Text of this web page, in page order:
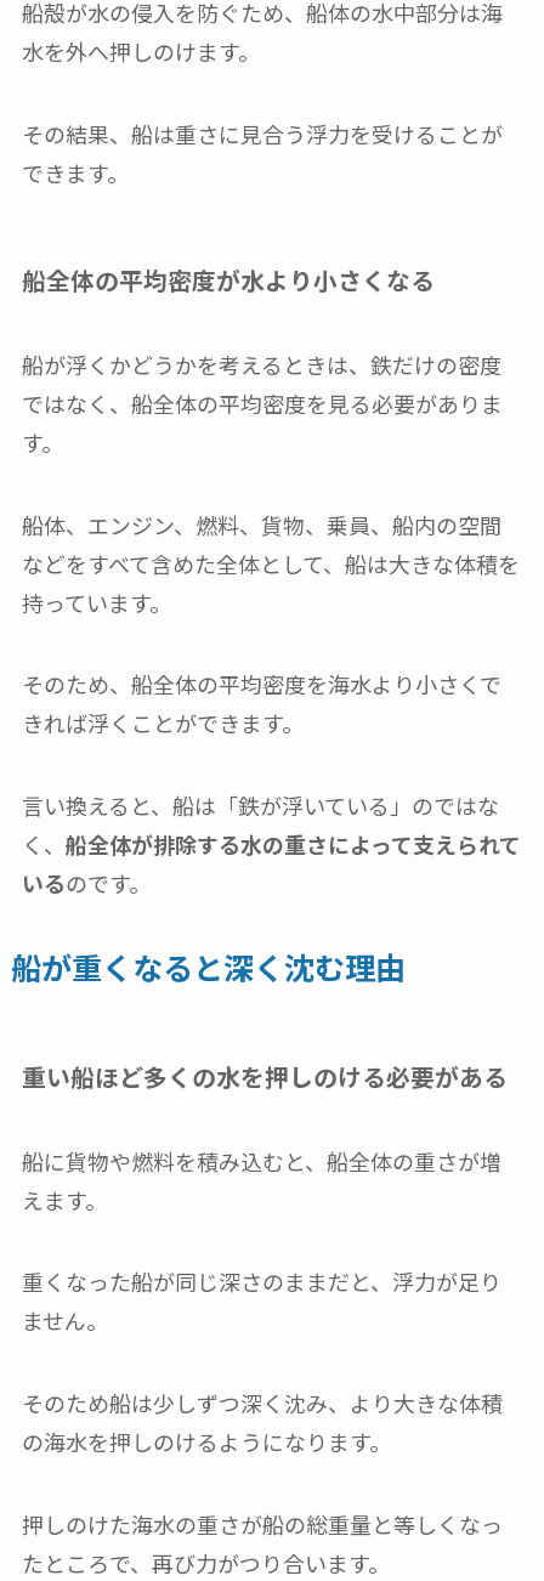
船殻が水の侵入を防ぐため、船体の水中部分は海
水を外へ押しのけます。
その結果、船は重さに見合う浮力を受けることが
できます。
船全体の平均密度が水より小さくなる
船が浮くかどうかを考えるときは、鉄だけの密度
ではなく、船全体の平均密度を見る必要がありま
す。
船体、エンジン、燃料、貨物、乗員、船内の空間
などをすべて含めた全体として、船は大きな体積を
持っています。
そのため、船全体の平均密度を海水より小さくで
きれば浮くことができます。
言い換えると、船は「鉄が浮いている」のではな
く、 船全体が排除する水の重さによって支えられて
いるのです。
船が重くなると深く沈む理由
重い船ほど多くの水を押しのける必要がある
船に貨物や燃料を積み込むと、船全体の重さが増
えます。
重くなった船が同じ深さのままだと、浮力が足り
ません。
そのため船は少しずつ深く沈み、より大きな体積
の海水を押しのけるようになります。
押しのけた海水の重さが船の総重量と等しくなっ
たところで、再び力がつり合います。